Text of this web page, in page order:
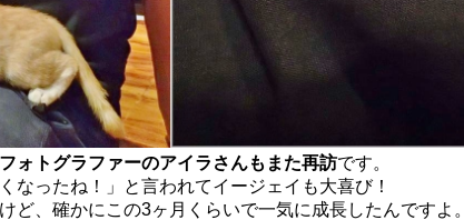
フォトグラファーのアイラさんもまた再訪です。
なったね！」と言われてイージェイも大喜び！
ど、確かにこの3ヶ月くらいで一気に成長したんですよ。